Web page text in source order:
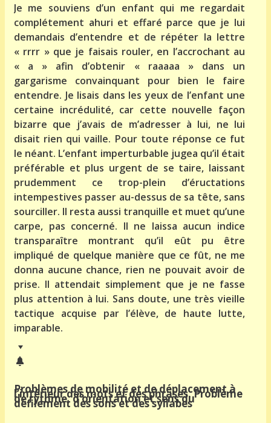
Je me souviens d’un enfant qui me regardait
complétement ahuri et effaré parce que je lui
demandais d’entendre et de répéter la lettre
« rrrr » que je faisais rouler, en l’accrochant au
« a » afin d’obtenir « raaaaa » dans un
gargarisme convainquant pour bien le faire
entendre. Je lisais dans les yeux de l’enfant une
certaine incrédulité, car cette nouvelle façon
bizarre que j’avais de m’adresser à lui, ne lui
disait rien qui vaille. Pour toute réponse ce fut
le néant. L’enfant imperturbable jugea qu’il était
préférable et plus urgent de se taire, laissant
prudemment ce trop-plein d’éructations
intempestives passer au-dessus de sa tête, sans
sourciller. Il resta aussi tranquille et muet qu’une
carpe, pas concerné. Il ne laissa aucun indice
transparaître montrant qu’il eût pu être
impliqué de quelque manière que ce fût, ne me
donna aucune chance, rien ne pouvait avoir de
prise. Il attendait simplement que je ne fasse
plus attention à lui. Sans doute, une très vieille
tactique acquise par l’élève, de haute lutte,
imparable.
Problèmes de mobilité et de déplacement à
l’intérieur des mots et des phrases. Problème
de rythme, d’orientation et sens du
défilement des sons et des syllabes